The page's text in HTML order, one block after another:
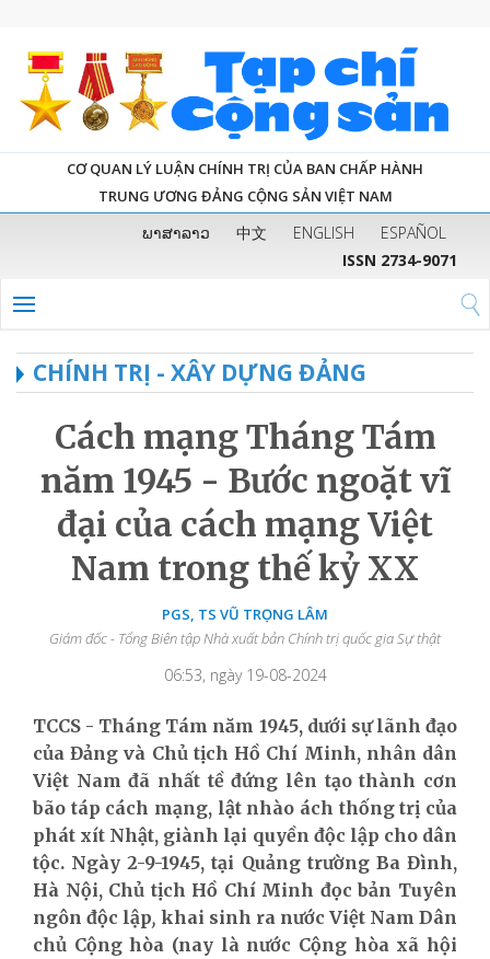
CƠ QUAN LÝ LUẬN CHÍNH TRỊ CỦA BAN CHẤP HÀNH
TRUNG ƯƠNG ĐẢNG CỘNG SẢN VIỆT NAM
ພາສາລາວ 中文 ENGLISH
ESPAÑOL
ISSN 2734-9071
CHÍNH TRỊ - XÂY DỰNG ĐẢNG
Cách mạng Tháng Tám
năm 1945 - Bước ngoặt vĩ
đại của cách mạng Việt
Nam trong thế kỷ XX
PGS, TS VŨ TRỌNG LÂM
Giám đốc - Tổng Biên tập Nhà xuất bản Chính trị quốc gia Sự thật
06:53, ngày 19-08-2024
TCCS - Tháng Tám năm 1945, dưới sự lãnh đạo
của Đảng và Chủ tịch Hồ Chí Minh, nhân dân
Việt Nam đã nhất tề đứng lên tạo thành cơn
bão táp cách mạng, lật nhào ách thống trị của
phát xít Nhật, giành lại quyền độc lập cho dân
tộc. Ngày 2-9-1945, tại Quảng trường Ba Đình,
Hà Nội, Chủ tịch Hồ Chí Minh đọc bản Tuyên
ngôn độc lập, khai sinh ra nước Việt Nam Dân
chủ Cộng hòa (nay là nước Cộng hòa xã hội